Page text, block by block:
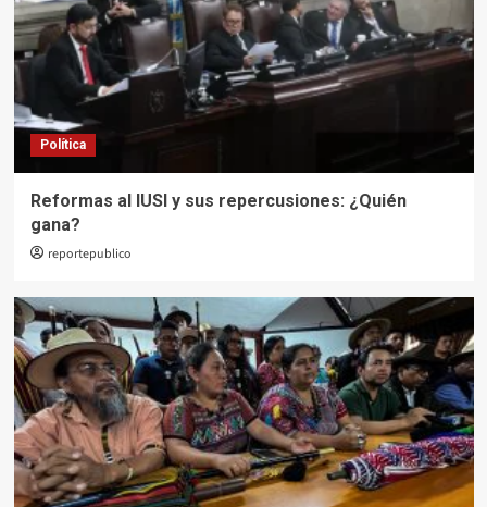
Política
Reformas al IUSI y sus repercusiones: ¿Quién
gana?
reportepublico